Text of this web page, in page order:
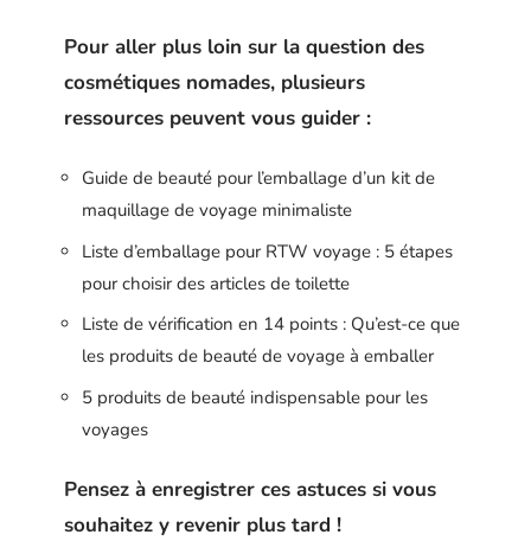
Pour aller plus loin sur la question des
cosmétiques nomades, plusieurs
ressources peuvent vous guider :
Guide de beauté pour l’emballage d’un kit de
maquillage de voyage minimaliste
Liste d’emballage pour RTW voyage : 5 étapes
pour choisir des articles de toilette
Liste de vérification en 14 points : Qu’est-ce que
les produits de beauté de voyage à emballer
5 produits de beauté indispensable pour les
voyages
Pensez à enregistrer ces astuces si vous
souhaitez y revenir plus tard !